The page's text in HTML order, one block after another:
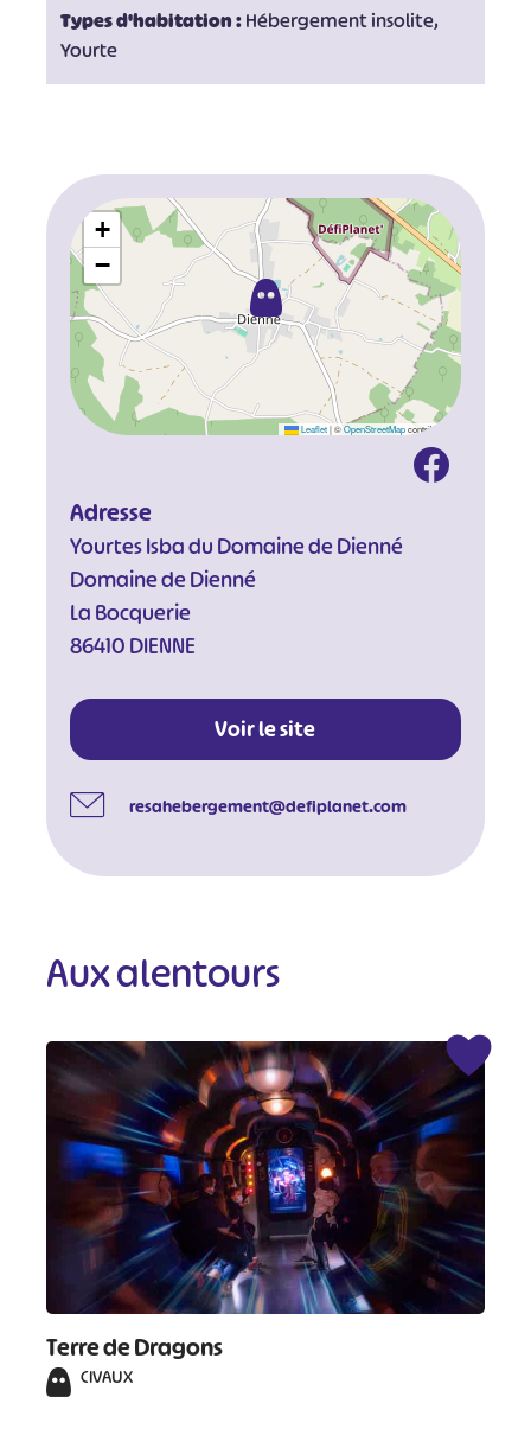
Types d'habitation :Hébergement insolite,
Yourte
+
−
Leaflet |©OpenStreetMapcontributors
Adresse
Yourtes Isba du Domaine de Dienné
Domaine de Dienné
La Bocquerie
86410 DIENNE
Voir le site
resahebergement@defiplanet.com
Aux alentours
Terre de Dragons
CIVAUX